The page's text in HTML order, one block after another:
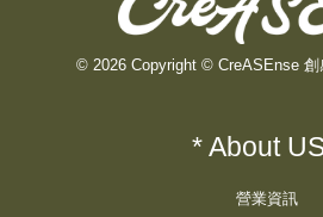
© 2026 Copyright © CreASEnse 創
* About
營業資訊